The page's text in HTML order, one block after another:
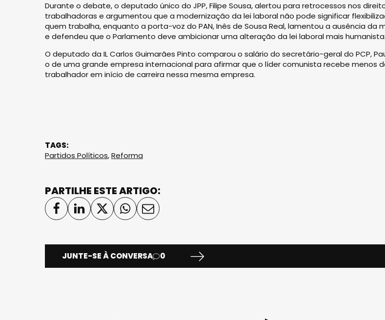
Durante o debate, o deputado único do JPP, Filipe Sousa, alertou para retrocessos nos
trabalhadoras e argumentou que a modernização da lei laboral não pode significar
quem trabalha, enquanto a porta-voz do PAN, Inês de Sousa Real, lamentou a ausência da
e defendeu que o Parlamento deve ambicionar uma alteração da lei laboral mais humanista.
O deputado da IL Carlos Guimarães Pinto comparou o salário do secretário-geral do PCP,
o de uma grande empresa internacional para afirmar que o líder comunista recebe menos
trabalhador em início de carreira nessa mesma empresa.
TAGS:
Partidos Políticos,Reforma
PARTILHE ESTE ARTIGO:
JUNTE-SE À CONVERSA 0